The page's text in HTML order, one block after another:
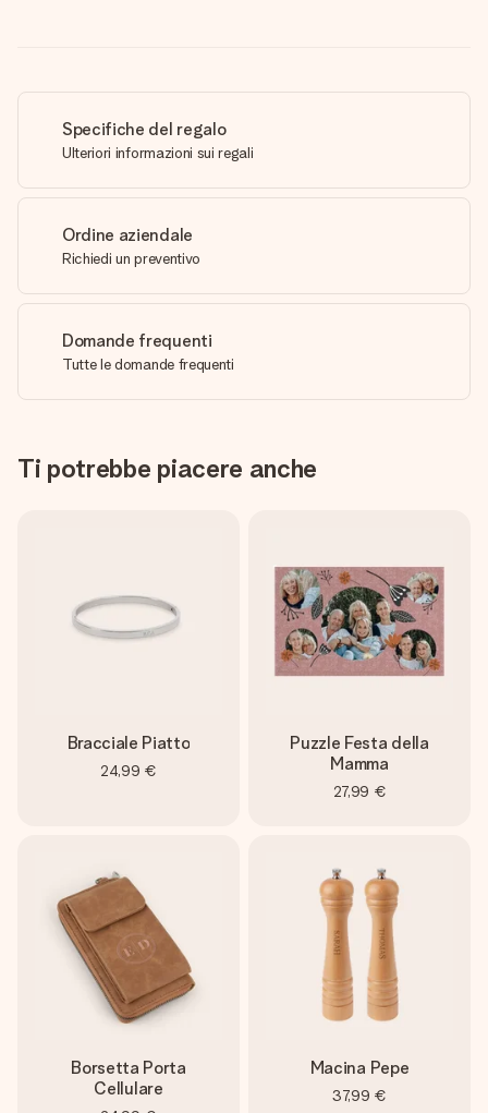
Specifiche del regalo
Ulteriori informazioni sui regali
Ordine aziendale
Richiedi un preventivo
Domande frequenti
Tutte le domande frequenti
Ti potrebbe piacere anche
Bracciale Piatto
24,99 €
Puzzle Festa della
Mamma
27,99 €
Borsetta Porta
Cellulare
Macina Pepe
37,99 €